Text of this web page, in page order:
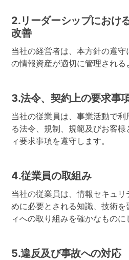
2.リーダーシップにおけ
改善
当社の経営者は、本方針の遵
の情報資産が適切に管理される
3.法令、契約上の要求事
当社の従業員は、事業活動で
る法令、規制、規範及びお客
ィ要求事項を遵守します。
4.従業員の取組み
当社の従業員は、情報セキュ
めに必要とされる知識、技術
ィへの取り組みを確かなものに
5.違反及び事故への対応